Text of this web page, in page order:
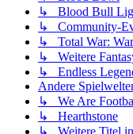
↳ Blood Bull
↳ Community-
↳ Total War:
↳ Weitere
↳ Endless
Andere
↳ We Are
↳ Hearthstone
↳ Weitere Titel in